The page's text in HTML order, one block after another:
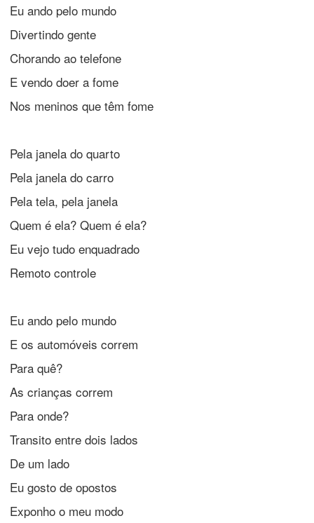
Eu ando pelo mundo
Divertindo gente
Chorando ao telefone
E vendo doer a fome
Nos meninos que têm fome
Pela janela do quarto
Pela janela do carro
Pela tela, pela janela
Quem é ela? Quem é ela?
Eu vejo tudo enquadrado
Remoto controle
Eu ando pelo mundo
E os automóveis correm
Para quê?
As crianças correm
Para onde?
Transito entre dois lados
De um lado
Eu gosto de opostos
Exponho o meu modo